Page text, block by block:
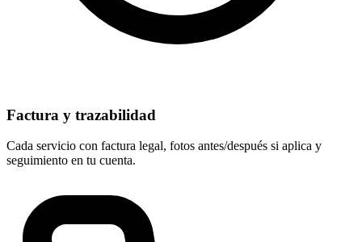
Factura y trazabilidad
Cada servicio con factura legal, fotos antes/después si aplica y
seguimiento en tu cuenta.